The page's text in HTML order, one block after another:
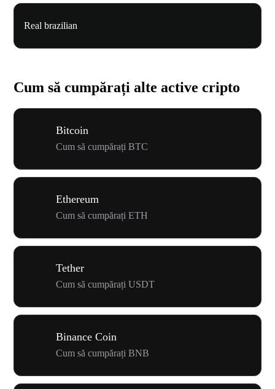
Real brazilian
Cum să cumpărați alte active cripto
Bitcoin
Cum să cumpărați BTC
Ethereum
Cum să cumpărați ETH
Tether
Cum să cumpărați USDT
Binance Coin
Cum să cumpărați BNB